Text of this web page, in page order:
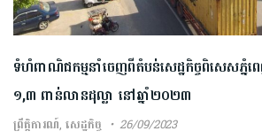
ទំហំពាណិជកម្មនាំចេញពីតំបន់សេដ្ឋកិច្ចពិសេសភ្នំ
១,៣ ពាន់លានដុល្លា នៅឆ្នាំ២០២៣
ព្រឹត្តិការណ៍,សេដ្ឋកិច្ច 26/09/2023